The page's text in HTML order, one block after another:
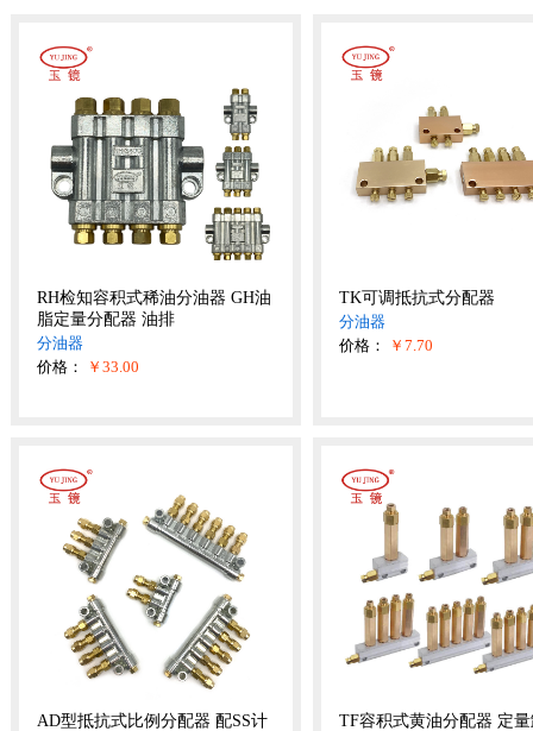
RH检知容积式稀油分油器 GH油
脂定量分配器 油排
分油器
价格：
￥33.00
TK可调抵抗式分配器
分油器
价格：
￥7.70
AD型抵抗式比例分配器 配SS计
TF容积式黄油分配器 定